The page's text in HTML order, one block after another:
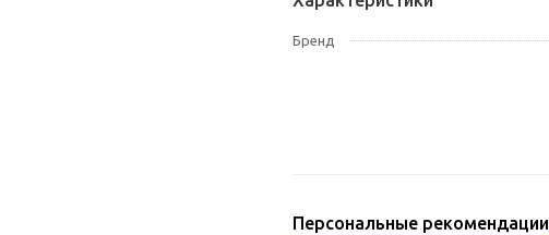
Бренд
Персональные рекомендации